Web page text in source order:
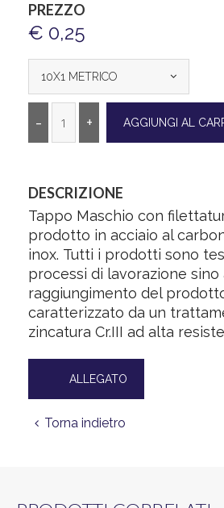
PREZZO
€ 0,25
10X1 METRICO
DESCRIZIONE
Tappo Maschio con
prodotto in acciaio al
inox. Tutti i prodotti sono
processi di lavorazione sino
raggiungimento del
caratterizzato da un
zincatura Cr.III ad alta
ALLEGATO
Torna indietro